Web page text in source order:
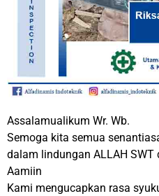
Assalamualikum Wr. Wb.
Semoga kita semua
dalam lindungan ALLAH
Aamiin
Kami mengucapkan rasa